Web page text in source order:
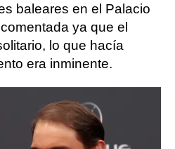
baleares en el Palacio
ya que el
lo que hacía
era inminente.